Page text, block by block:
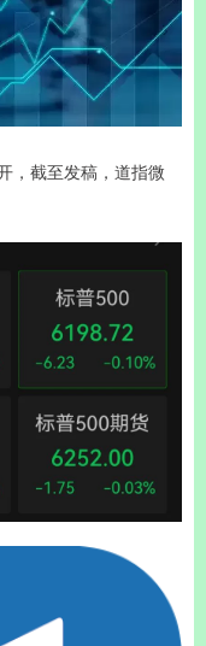
截至发稿，道指微